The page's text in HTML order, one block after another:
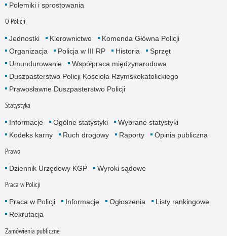
Polemiki i sprostowania
O Policji
Jednostki Kierownictwo
Komenda Główna Policji
Organizacja
Policja w III RP Historia
Sprzęt
Umundurowanie
Współpraca międzynarodowa
Duszpasterstwo Policji Kościoła Rzymskokatolickiego
Prawosławne Duszpasterstwo Policji
Statystyka
Informacje Ogólne statystyki
Wybrane statystyki
Kodeks karny
Ruch drogowy Raporty Opinia publiczna
Prawo
Dziennik Urzędowy KGP Wyroki sądowe
Praca w Policji
Praca w Policji Informacje Ogłoszenia
Listy rankingowe
Rekrutacja
Zamówienia publiczne